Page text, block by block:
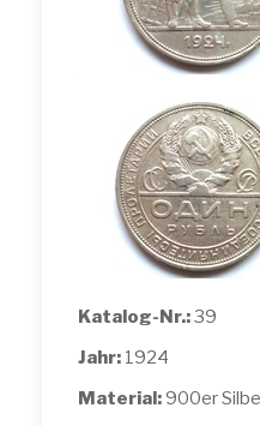
Katalog-Nr.:39
Jahr: 1924
Material:900er